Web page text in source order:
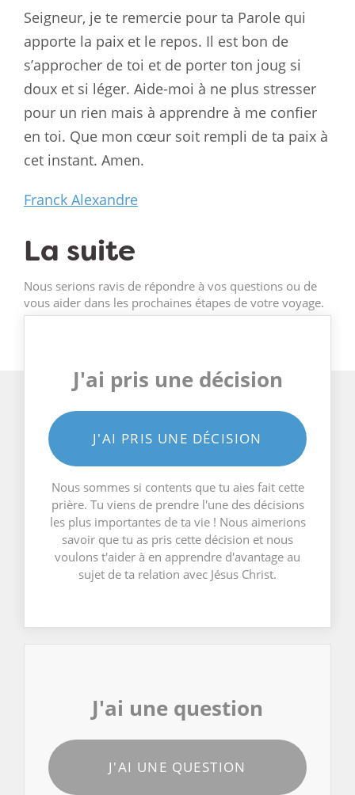
Seigneur, je te remercie pour ta Parole qui
apporte la paix et le repos. Il est bon de
s’approcher de toi et de porter ton joug si
doux et si léger. Aide-moi à ne plus stresser
pour un rien mais à apprendre à me confier
en toi. Que mon cœur soit rempli de ta paix à
cet instant. Amen.
Franck Alexandre
La suite
Nous serions ravis de répondre à vos questions ou de
vous aider dans les prochaines étapes de votre voyage.
J'ai pris une décision
J'AI PRIS UNE DÉCISION
Nous sommes si contents que tu aies fait cette
prière. Tu viens de prendre l'une des décisions
les plus importantes de ta vie ! Nous aimerions
savoir que tu as pris cette décision et nous
voulons t'aider à en apprendre d'avantage au
sujet de ta relation avec Jésus Christ.
J'ai une question
J'AI UNE QUESTION